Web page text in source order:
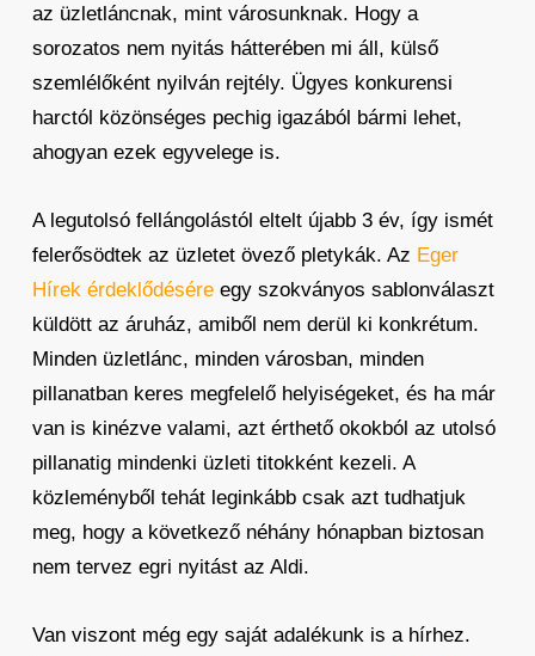
az üzletláncnak, mint városunknak. Hogy a
sorozatos nem nyitás hátterében mi áll, külső
szemlélőként nyilván rejtély. Ügyes konkurensi
harctól közönséges pechig igazából bármi lehet,
ahogyan ezek egyvelege is.
A legutolsó fellángolástól eltelt újabb 3 év, így ismét
felerősödtek az üzletet övező pletykák. Az Eger
Hírek érdeklődéséreegy szokványos sablonválaszt
küldött az áruház, amiből nem derül ki konkrétum.
Minden üzletlánc, minden városban, minden
pillanatban keres megfelelő helyiségeket, és ha már
van is kinézve valami, azt érthető okokból az utolsó
pillanatig mindenki üzleti titokként kezeli. A
közleményből tehát leginkább csak azt tudhatjuk
meg, hogy a következő néhány hónapban biztosan
nem tervez egri nyitást az Aldi.
Van viszont még egy saját adalékunk is a hírhez.